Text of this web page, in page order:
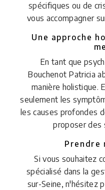
spécifiques ou de
vous accompagner
Une approche
En tant que
Bouchenot Patricia
manière holistique.
seulement les
les causes profondes
proposer des
Prendre
Si vous souhaitez
spécialisé dans la
sur-Seine, n'hésitez